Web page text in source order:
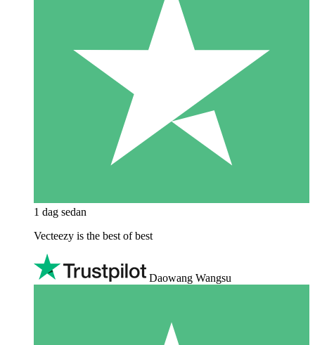
1 dag sedan
Vecteezy is the best of best
Daowang Wangsu